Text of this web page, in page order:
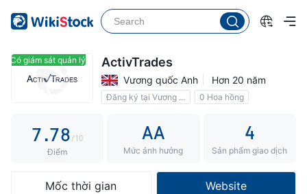
Có giám sát quản lý Có giám sát quản lý
ActivTrades
Vương quốc Anh Hơn 20 năm
Đăng ký tại Vương quốc Anh 0 Hoa hồng
2
4
5
7.
2
4
5
7
8
9
3
5
6
8
9
/10
Điểm
AA
Mức ảnh hưởng
4
Sản phẩm giao dịch
Mốc thời gian Website